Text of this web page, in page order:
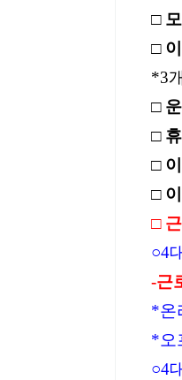
□
□
*3
□
□
□
□
□
○4
-근
*온
*오
○4